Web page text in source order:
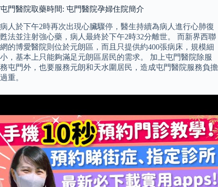
屯門醫院取藥時間: 屯門醫院孕婦住院簡介
病人於下午2時再次出現心臟驟停，醫生持續為病人進行心肺復
甦法並注射強心藥，病人最終於下午2時32分離世。 而新界西聯
網的博愛醫院則位於元朗區，而且只提供約400張病床，規模細
小，基本上只能夠滿足元朗區居民的需求。 加上屯門醫院除服
務屯門外，也要服務元朗和天水圍居民，造成屯門醫院服務負擔
過重。